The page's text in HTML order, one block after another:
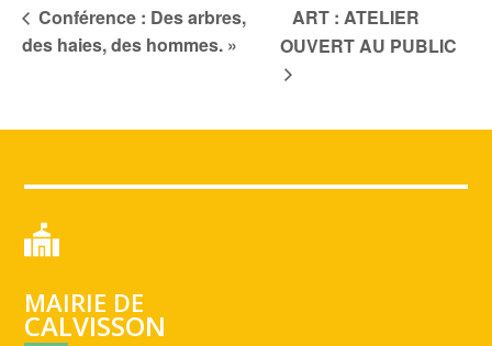
Conférence : Des arbres,
des haies, des hommes. »
ART : ATELIER
OUVERT AU PUBLIC
MAIRIE DE
CALVISSON